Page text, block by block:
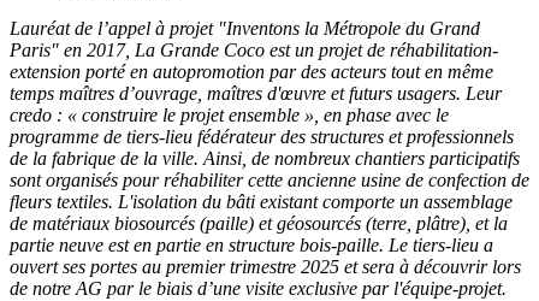
Lauréat de l’appel à projet "Inventons la Métropole du Grand
Paris" en 2017, La Grande Coco est un projet de réhabilitation-
extension porté en autopromotion par des acteurs tout en même
temps maîtres d’ouvrage, maîtres d'œuvre et futurs usagers. Leur
credo : « construire le projet ensemble », en phase avec le
programme de tiers-lieu fédérateur des structures et professionnels
de la fabrique de la ville. Ainsi, de nombreux chantiers participatifs
sont organisés pour réhabiliter cette ancienne usine de confection de
fleurs textiles. L'isolation du bâti existant comporte un assemblage
de matériaux biosourcés (paille) et géosourcés (terre, plâtre), et la
partie neuve est en partie en structure bois-paille. Le tiers-lieu a
ouvert ses portes au premier trimestre 2025 et sera à découvrir lors
de notre AG par le biais d’une visite exclusive par l'équipe-projet.